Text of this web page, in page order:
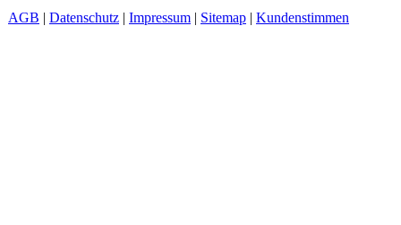
AGB | Datenschutz | Impressum | Sitemap | Kundenstimmen